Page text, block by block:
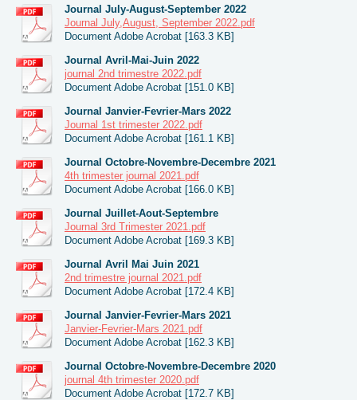
Journal July-August-September 2022
Journal July,August, September 2022.pdf
Document Adobe Acrobat [163.3 KB]
Journal Avril-Mai-Juin 2022
journal 2nd trimestre 2022.pdf
Document Adobe Acrobat [151.0 KB]
Journal Janvier-Fevrier-Mars 2022
Journal 1st trimester 2022.pdf
Document Adobe Acrobat [161.1 KB]
Journal Octobre-Novembre-Decembre 2021
4th trimester journal 2021.pdf
Document Adobe Acrobat [166.0 KB]
Journal Juillet-Aout-Septembre
Journal 3rd Trimester 2021.pdf
Document Adobe Acrobat [169.3 KB]
Journal Avril Mai Juin 2021
2nd trimestre journal 2021.pdf
Document Adobe Acrobat [172.4 KB]
Journal Janvier-Fevrier-Mars 2021
Janvier-Fevrier-Mars 2021.pdf
Document Adobe Acrobat [162.3 KB]
Journal Octobre-Novembre-Decembre 2020
journal 4th trimester 2020.pdf
Document Adobe Acrobat [172.7 KB]